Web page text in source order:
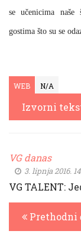
se učenicima
gostima što su se
WEB N/A
Izvorni
VG danas
3. lipnja 2016.
VG TALENT:
Prethodni